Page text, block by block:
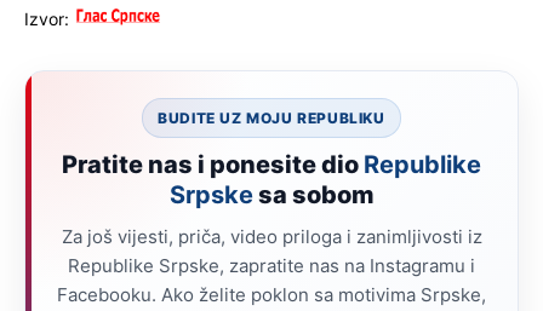
Izvor:
BUDITE UZ MOJU REPUBLIKU
Pratite nas i ponesite dio Republike
Srpskesa sobom
Za još vijesti, priča, video priloga i zanimljivosti iz
Republike Srpske, zapratite nas na Instagramu i
Facebooku. Ako želite poklon sa motivima Srpske,